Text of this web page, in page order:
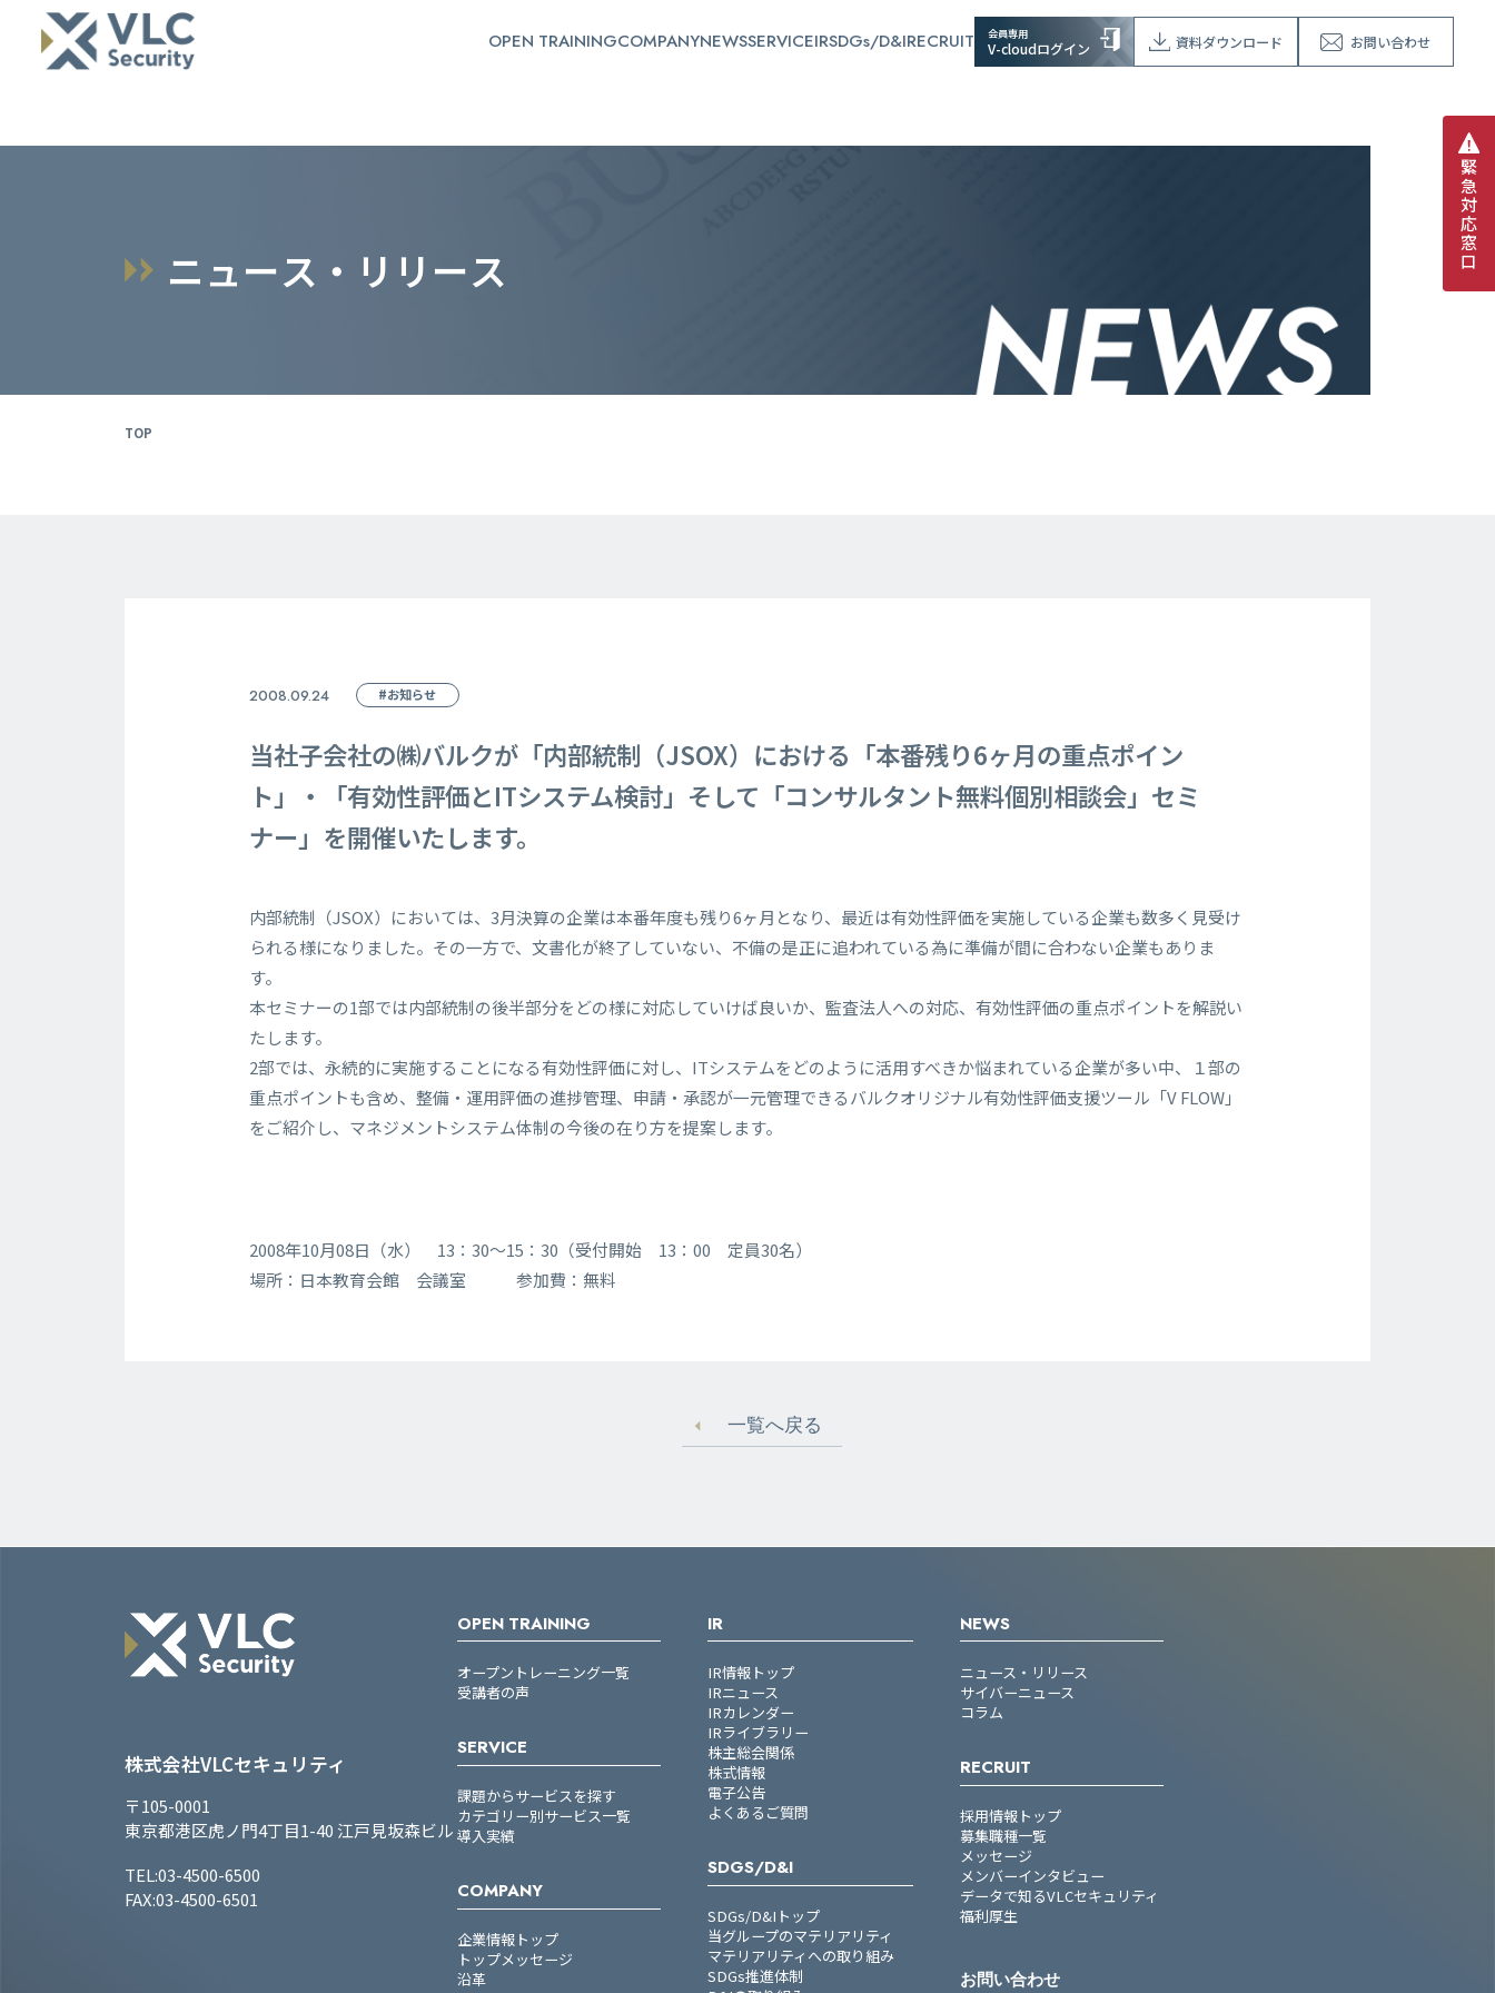
OPEN TRAININGCOMPANYNEWSSERVICEIRSDGs/D&IRECRUIT 会員専用
V-cloudログイン 資料ダウンロード お問い合わせ
緊
急
対
応
窓
口
ニュース ・ リ リ ース
TOP
2008.09.24 #お知らせ
当社子会社の㈱バルクが「内部統制（JSOX）における「本番残り6ヶ月の重点ポイン
ト」・「有効性評価とITシステム検討」そして「コンサルタント無料個別相談会」セミ
ナー」を開催いたします。
内部統制（JSOX）においては、3月決算の企業は本番年度も残り6ヶ月となり、最近は有効性評価を実施している企業も数多く見受け
られる様になりました。その一方で、文書化が終了していない、不備の是正に追われている為に準備が間に合わない企業もありま
す。
本セミナーの1部では内部統制の後半部分をどの様に対応していけば良いか、監査法人への対応、有効性評価の重点ポイントを解説い
たします。
2部では、永続的に実施することになる有効性評価に対し、ITシステムをどのように活用すべきか悩まれている企業が多い中、１部の
重点ポイントも含め、整備・運用評価の進捗管理、申請・承認が一元管理できるバルクオリジナル有効性評価支援ツール「V FLOW」
をご紹介し、マネジメントシステム体制の今後の在り方を提案します。
2008年10月08日（水） 13：30～15：30（受付開始 13：00 定員30名）
場所：日本教育会館 会議室 参加費：無料
一覧へ戻る
株式会社VLCセキュリティ
〒105-0001
東京都港区虎ノ門4丁目1-40 江戸見坂森ビル
TEL:03-4500-6500
FAX:03-4500-6501
OPEN TRAINING
オープントレーニング一覧
受講者の声
SERVICE
課題からサービスを探す
カテゴリー別サービス一覧
導入実績
COMPANY
企業情報トップ
トップメッセージ
沿革
IR
IR情報トップ
IRニュース
IRカレンダー
IRライブラリー
株主総会関係
株式情報
電子公告
よくあるご質問
SDGS/D&I
SDGs/D&Iトップ
当グループのマテリアリティ
マテリアリティへの取り組み
SDGs推進体制
NEWS
ニュース・リリース
サイバーニュース
コラム
RECRUIT
採用情報トップ
募集職種一覧
メッセージ
メンバーインタビュー
データで知るVLCセキュリティ
福利厚生
お問い合わせ